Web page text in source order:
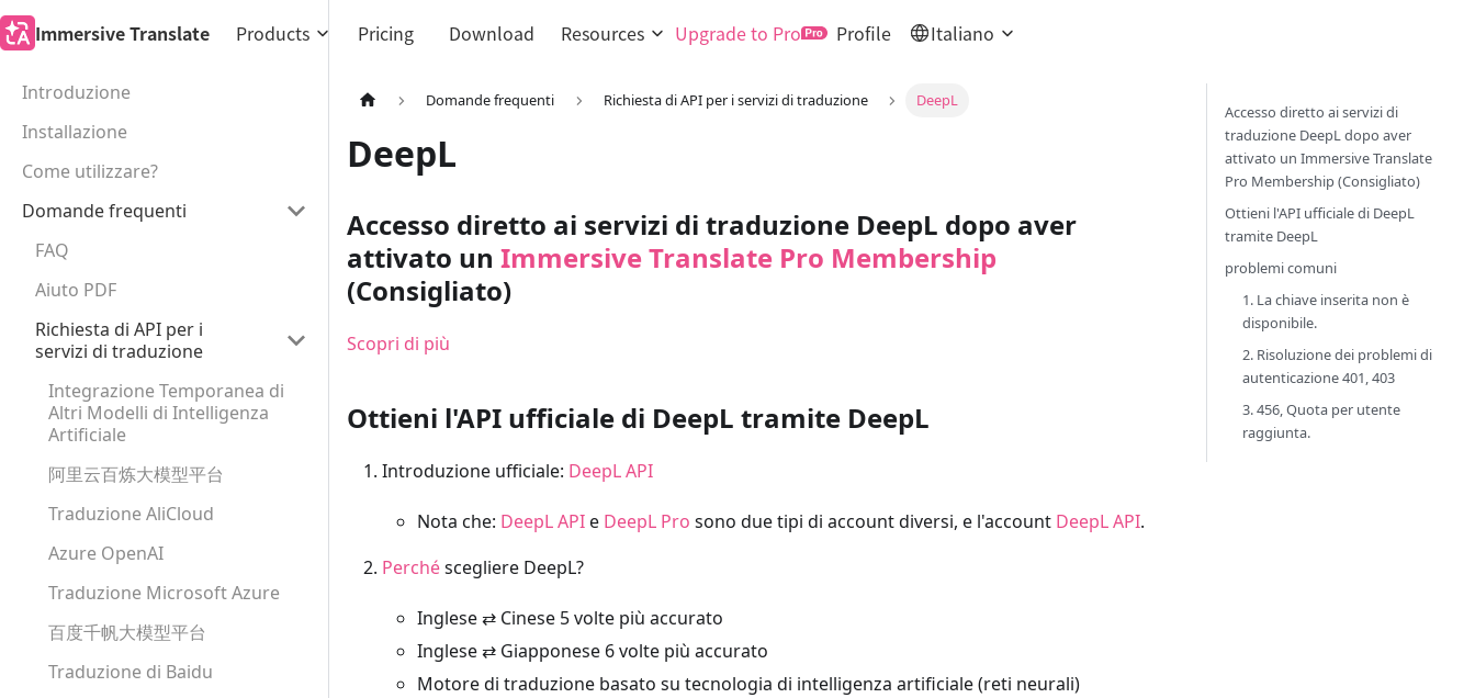
Immersive Translate Products Pricing Download Resources Upgrade to Pro Profile Italiano
Introduzione
Installazione
Come utilizzare?
Domande frequenti
FAQ
Aiuto PDF
Richiesta di API per i
servizi di traduzione
Integrazione Temporanea di
Altri Modelli di Intelligenza
Artificiale
阿里云百炼大模型平台
Traduzione AliCloud
Azure OpenAI
Traduzione Microsoft Azure
百度千帆大模型平台
Traduzione di Baidu
Domande frequenti Richiesta di API per i servizi di traduzione DeepL
DeepL
Accesso diretto ai servizi di traduzione DeepL dopo aver
attivato un Immersive Translate Pro Membership
(Consigliato)
Scopri di più
Ottieni l'API ufficiale di DeepL tramite DeepL
Introduzione ufficiale: DeepL API
Nota che: DeepL APIe DeepL Pro sono due tipi di account diversi, e l'account DeepL API.
Perchéscegliere DeepL?
Inglese ⇄ Cinese 5 volte più accurato
Inglese ⇄ Giapponese 6 volte più accurato
Motore di traduzione basato su tecnologia di intelligenza artificiale (reti neurali)
Accesso diretto ai servizi di
traduzione DeepL dopo aver
attivato un Immersive Translate
Pro Membership (Consigliato)
Ottieni l'API ufficiale di DeepL
tramite DeepL
problemi comuni
1. La chiave inserita non è
disponibile.
2. Risoluzione dei problemi di
autenticazione 401, 403
3. 456, Quota per utente
raggiunta.